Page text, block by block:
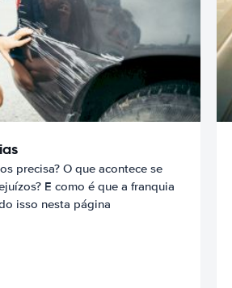
precisa? O que acontece se
E como é que a franquia
isso nesta página